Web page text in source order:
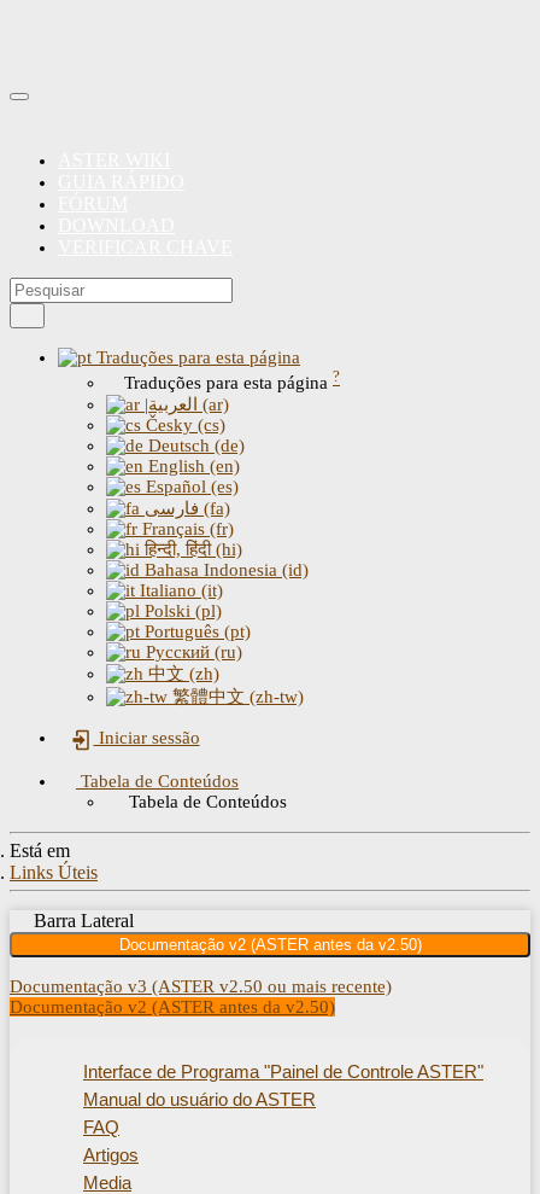
Traduções para esta página
Traduções para esta página ?
|العربية (ar)
Česky (cs)
Deutsch (de)
English (en)
Español (es)
فارسی (fa)
Français (fr)
हिन्दी, हिंदी (hi)
Bahasa Indonesia (id)
Italiano (it)
Polski (pl)
Português (pt)
Русский (ru)
中文 (zh)
繁體中文 (zh-tw)
Iniciar sessão
Tabela de Conteúdos
Tabela de Conteúdos
Está em
Links Úteis
Barra Lateral
Documentação v2 (ASTER antes da v2.50)
Documentação v3 (ASTER v2.50 ou mais recente)
Documentação v2 (ASTER antes da v2.50)
Interface de Programa "Painel de Controle ASTER"
Manual do usuário do ASTER
FAQ
Artigos
Media